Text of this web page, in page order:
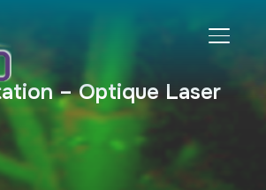
– Optique Laser